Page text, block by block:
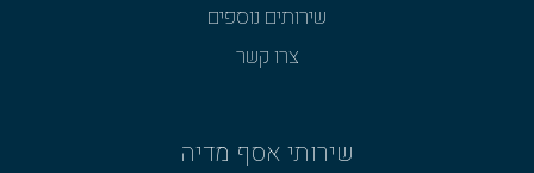
שירותים נוספים
צרו קשר
שירותי אסף מדיה